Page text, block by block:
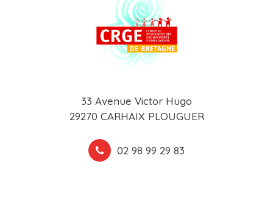
33 Avenue Victor Hugo
29270 CARHAIX PLOUGUER
02 98 99 29 83